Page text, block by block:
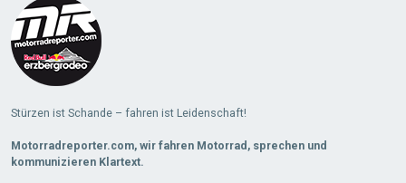
Stürzen ist Schande – fahren ist Leidenschaft!
Motorradreporter.com, wir fahren Motorrad, sprechen und
kommunizieren Klartext.